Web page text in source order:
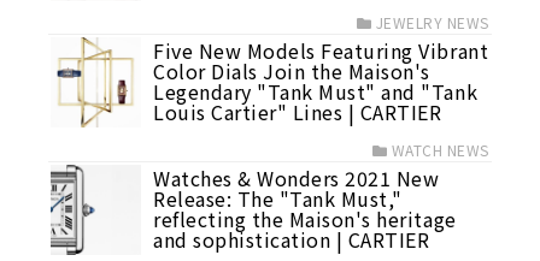
JEWELRY NEWS
Five New Models Featuring Vibrant
Color Dials Join the Maison's
Legendary "Tank Must" and "Tank
Louis Cartier" Lines | CARTIER
WATCH NEWS
Watches & Wonders 2021 New
Release: The "Tank Must,"
reflecting the Maison's heritage
and sophistication | CARTIER